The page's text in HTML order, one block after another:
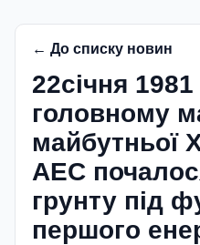
← До списку новин
22січня
головному
майбутньої
АЕС
грунту під
першого